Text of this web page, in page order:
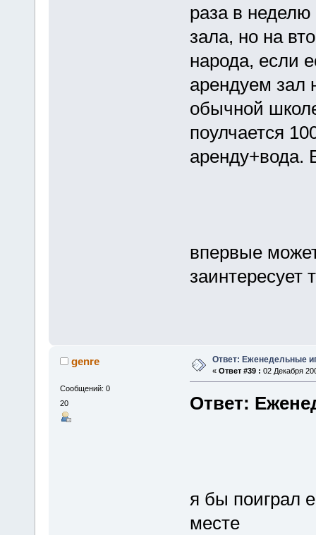
раза в
зала, но на
народа, если
арендуем зал
обычной
поулчается
аренду+вода.
впервые
заинтересует
genre
Сообщений: 0
20
Ответ: Еженедельные
« Ответ #39 : 02 Декабря
Ответ:
я бы поиграл
месте